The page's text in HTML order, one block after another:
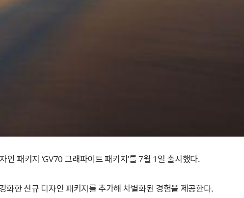
패키지 ‘GV70 그래파이트 패키지’를 7월 1일 출시했다.
한 신규 디자인 패키지를 추가해 차별화된 경험을 제공한다.